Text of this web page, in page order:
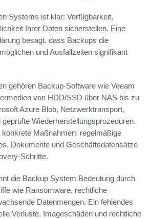
Systems ist klar: Verfügbarkeit,
Ihrer Daten sicherstellen. Eine
besagt, dass Backups die
und Ausfallzeiten signifikant
gehören Backup-Software wie Veeam
von HDD/SSD über NAS bis zu
Azure Blob, Netzwerktransport,
Wiederherstellungsprozeduren.
konkrete Maßnahmen: regelmäßige
Dokumente und Geschäftsdatensätze
Schritte.
die Backup System Bedeutung durch
wie Ransomware, rechtliche
Datenmengen. Ein fehlendes
Verluste, Imageschäden und rechtliche